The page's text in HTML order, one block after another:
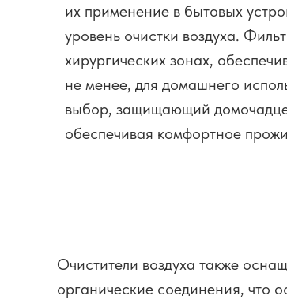
их применение в бытовых
уровень очистки воздуха.
хирургических зонах,
не менее, для домашнего
выбор, защищающий
обеспечивая комфортное
Очистители воздуха также
органические соединения, что